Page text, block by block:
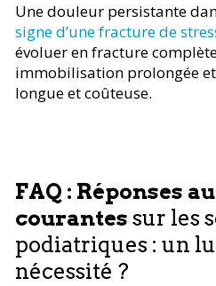
Une douleur persistante
signe d’une fracture de
évoluer en fracture
immobilisation prolongée
longue et coûteuse.
FAQ : Réponses
courantes sur les
podiatriques : un
nécessité ?